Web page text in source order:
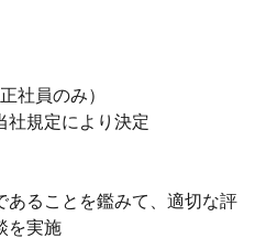
社員のみ）
社規定により決定
あることを鑑みて、適切な評
を実施